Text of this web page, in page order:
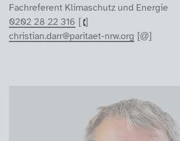
Fachreferent Klimaschutz und Energie
0202 28 22 316
christian.darr@paritaet-nrw.org